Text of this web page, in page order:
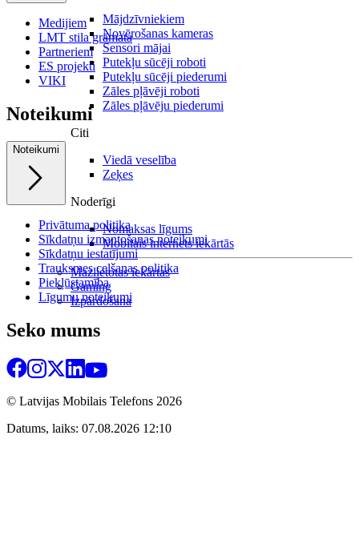
Mājdzīvniekiem
Novērošanas kameras
Sensori mājai
Putekļu sūcēji roboti
Putekļu sūcēji piederumi
Zāles pļāvēji roboti
Zāles pļāvēju piederumi
Citi
Viedā veselība
Zeķes
Noderīgi
Nomaksas līgums
Mobilais internets iekārtās
Mazlietotas iekārtas
Gaming
Izpārdošana
Medijiem
LMT stila grāmata
Partneriem
ES projekti
VIKI
Noteikumi
Noteikumi
Privātuma politika
Sīkdatņu izmantošanas noteikumi
Sīkdatņu iestatījumi
Trauksmes celšanas politika
Piekļūstamība
Līgumu noteikumi
Seko mums
© Latvijas Mobilais Telefons 2026
Datums, laiks: 07.08.2026 12:10